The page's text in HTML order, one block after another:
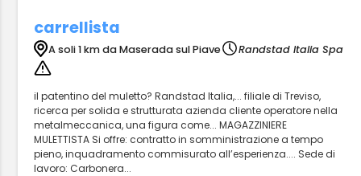
carrellista
A soli 1 km da Maserada sul Piave Randstad Italia Spa
il patentino del muletto? Randstad Italia,... filiale di Treviso,
ricerca per solida e strutturata azienda cliente operatore nella
metalmeccanica, una figura come... MAGAZZINIERE
MULETTISTA Si offre: contratto in somministrazione a tempo
pieno, inquadramento commisurato all’esperienza.... Sede di
lavoro: Carbonera...